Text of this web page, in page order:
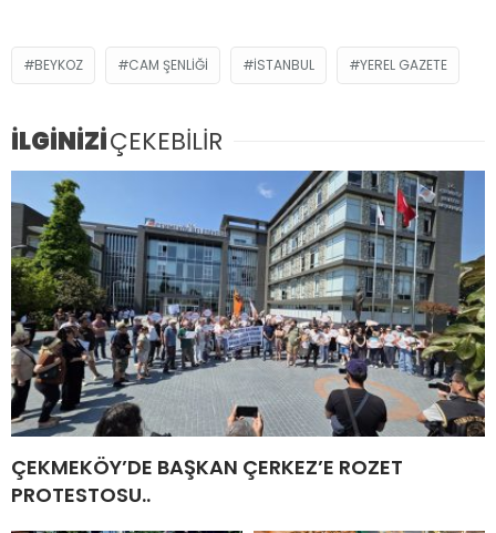
BEYKOZ CAM ŞENLIĞI İSTANBUL YEREL GAZETE
İLGİNİZİÇEKEBİLİR
ÇEKMEKÖY’DE BAŞKAN ÇERKEZ’E ROZET
PROTESTOSU..